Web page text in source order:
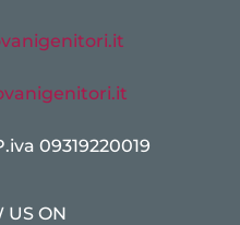
09319220019
US ON